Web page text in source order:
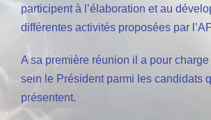
participent à l’élaboration et au
différentes activités proposées par
A sa première réunion il a pour charge
sein le Président parmi les candidats
présentent.